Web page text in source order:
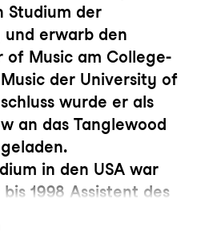
Studium der
erwarb den
of Music am College-
der University of
wurde er als
an das Tanglewood
in den USA war
1998 Assistent des
Ashkenazy beim